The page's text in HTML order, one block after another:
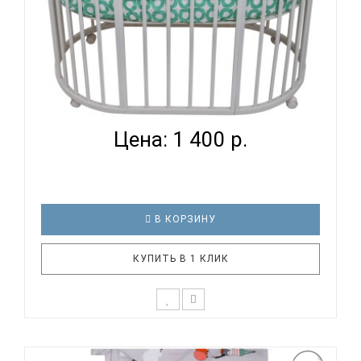
ВОМБАТИК CLASSIC COLLECTION ЛИСЯТА -
КОМПЛЕКТ ПОСТ...
Цена: 1 400 р.
В КОРЗИНУ
КУПИТЬ В 1 КЛИК
каждый родитель подходит очень основательно.